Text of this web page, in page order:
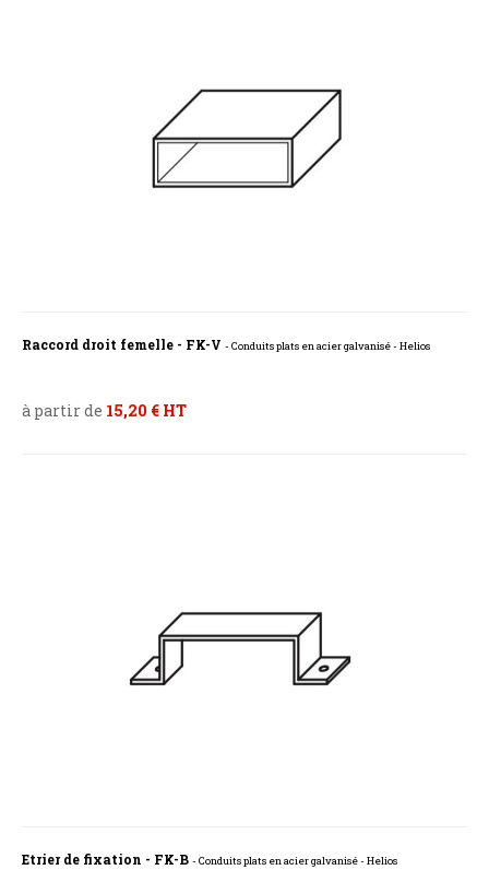
Raccord droit femelle - FK-V - Conduits plats en acier galvanisé - Helios
à partir de 15,20 € HT
Etrier de fixation - FK-B - Conduits plats en acier galvanisé - Helios